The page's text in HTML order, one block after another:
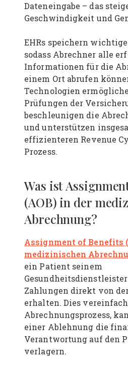
Dateneingabe – das
Geschwindigkeit und
EHRs speichern
sodass Abrechner alle
Informationen für die
einem Ort abrufen
Technologien
Prüfungen der
beschleunigen die
und unterstützen
effizienteren Revenue
Prozess.
Was ist
(AOB) in der
Abrechnung?
Assignment of Benefits
medizinischen
ein Patient seinem
Zahlungen direkt von
erhalten. Dies
Abrechnungsprozess,
einer Ablehnung die
Verantwortung auf den
verlagern.